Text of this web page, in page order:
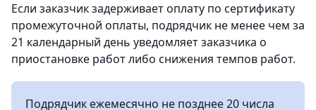
Если заказчик задерживает оплату по сертификату
промежуточной оплаты, подрядчик не менее чем за
21 календарный день уведомляет заказчика о
приостановке работ либо снижения темпов работ.
Подрядчик ежемесячно не позднее 20 числа